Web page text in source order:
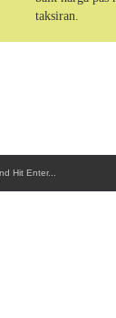
taksiran.